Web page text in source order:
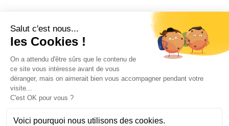
Salut c'est nous...
les Cookies !
On a attendu d'être sûrs que le contenu de
ce site vous intéresse avant de vous
déranger, mais on aimerait bien vous accompagner pendant votre
visite...
C'est OK pour vous ?
Voici pourquoi nous utilisons des cookies.